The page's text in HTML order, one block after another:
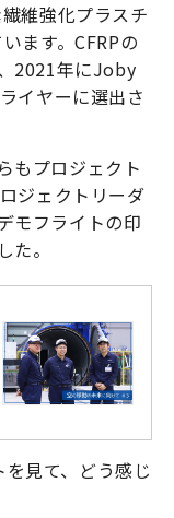
維強化プラスチ
ます。CFRPの
2021年にJoby
イヤーに選出さ
もプロジェクト
ジェクトリーダ
モフライトの印
。
を見て、どう感じ